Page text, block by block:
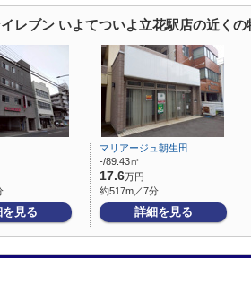
レブン いよてついよ立花駅店の近くの
見る
マリアージュ朝生田
-/89.43㎡
17.6万円
約517m／7分
詳細を見る